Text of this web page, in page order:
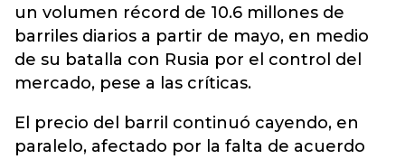
un volumen récord de 10.6 millones de
barriles diarios a partir de mayo, en medio
de su batalla con Rusia por el control del
mercado, pese a las críticas.
El precio del barril continuó cayendo, en
paralelo, afectado por la falta de acuerdo